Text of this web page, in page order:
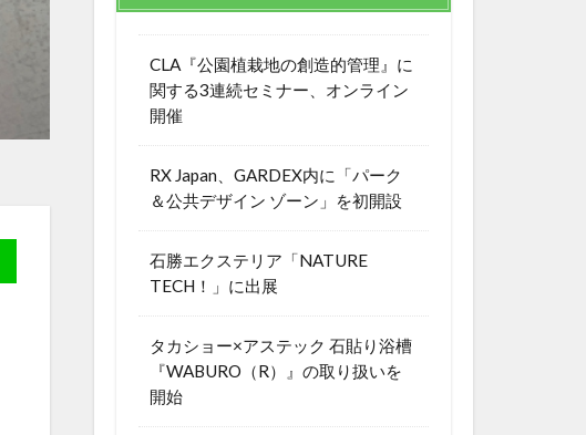
CLA『公園植栽地の創造的管理』に
関する3連続セミナー、オンライン
開催
RX Japan、GARDEX内に「パーク
＆公共デザイン ゾーン」を初開設
石勝エクステリア「NATURE
TECH！」に出展
タカショー×アステック 石貼り浴槽
『WABURO（R）』の取り扱いを
開始